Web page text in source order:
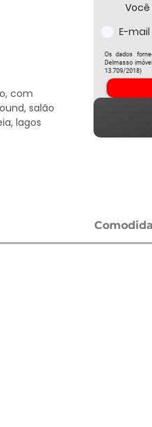
com
salão
lagos
E-mail
Os dados
Delmasso
13.709/2018)